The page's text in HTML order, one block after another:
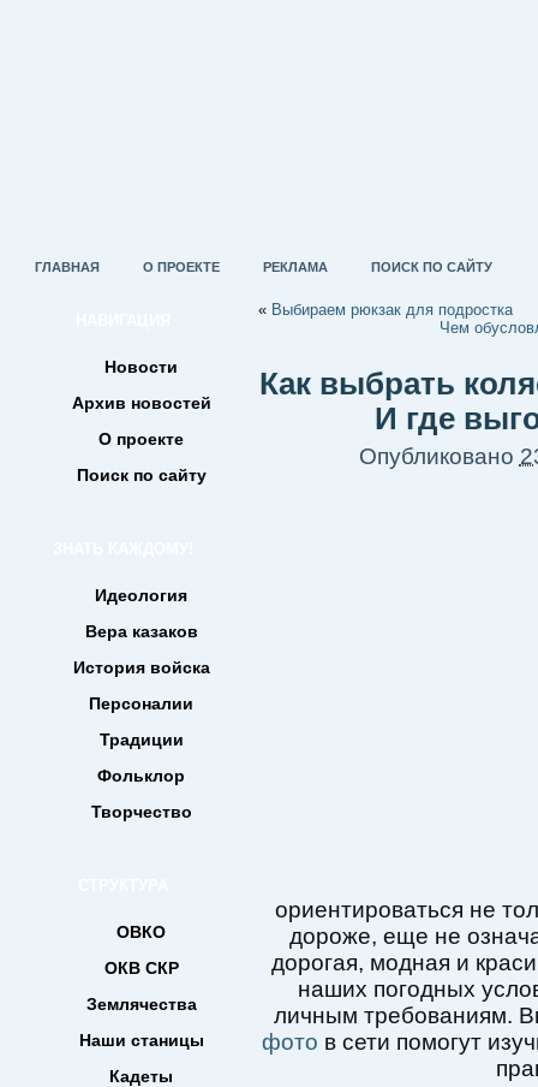
ГЛАВНАЯ О ПРОЕКТЕ РЕКЛАМА ПОИСК ПО САЙТУ
Новости
Архив новостей
О проекте
Поиск по сайту
Идеология
Вера казаков
История войска
Персоналии
Традиции
Фольклор
Творчество
ОВКО
ОКВ СКР
Землячества
Наши станицы
Кадеты
« Выбираем рюкзак для подростка
Чем
Как выбрать
И где
Опубликовано
ориентироваться не
дороже, еще не
дорогая, модная и
наших погодных
личным требованиям.
фото в сети помогут